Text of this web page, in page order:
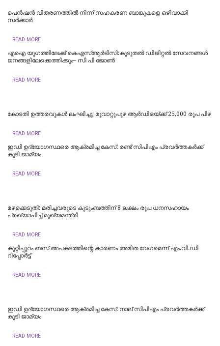
പെൻഷൻ വിതരണത്തിൽ നിന്ന് സഹകരണ ബാങ്കുകളെ ഒഴിവാക്കി
സർക്കാർ
READ MORE
എഐ യുഗത്തിലേക്ക് കെഎസ്ആർടിസി:കൂടുതൽ ഡിജിറ്റൽ സേവനങ്ങൾ
ജനങ്ങളിലേക്കെത്തിക്കും– സി പി ജോൺ
READ MORE
കോടതി ഉത്തരവുകൾ ലംഘിച്ചു; മൂവാറ്റുപുഴ ആർഡിഒയ്ക്ക് 25,000 രൂപ പിഴ
READ MORE
ഇഡി ഉദ്യോഗസ്ഥരെ ആക്രമിച്ച കേസ്: രണ്ട് സിപിഎം പ്രവർത്തകർക്ക്
കൂടി ജാമ്യം
READ MORE
മഴക്കെടുതി: മരിച്ചവരുടെ കുടുംബത്തിന് 8 ലക്ഷം രൂപ ധനസഹായം
പ്രഖ്യാപിച്ച് മുഖ്യമന്ത്രി
READ MORE
കുറ്റിപ്പുറം ബസ് അപകടത്തിന്റെ കാരണം അമിത വേഗമെന്ന് എം.വി.ഡി
റിപ്പോര്‍ട്ട്
READ MORE
ഇഡി ഉദ്യോഗസ്ഥരെ ആക്രമിച്ച കേസ്: നാല് സിപിഎം പ്രവർത്തകർക്ക്
കൂടി ജാമ്യം
READ MORE